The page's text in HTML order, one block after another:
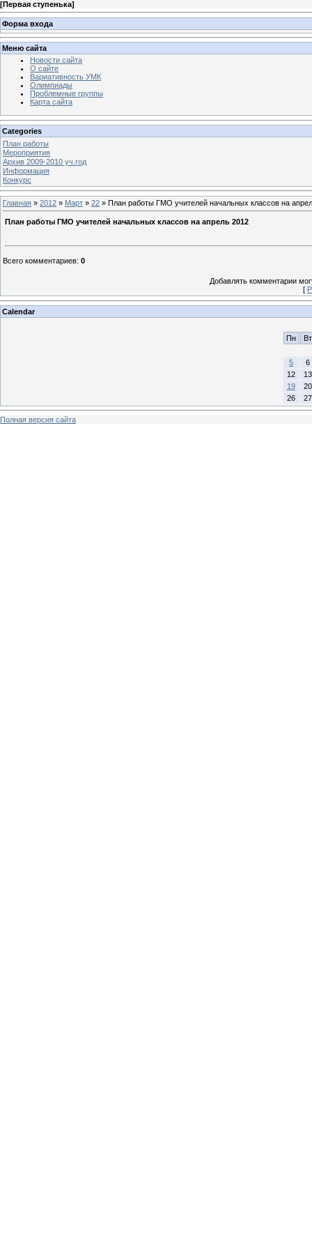
[Первая ступенька]
Форма входа
Меню сайта
Новости сайта
О сайте
Вариативность УМК
Олимпиады
Проблемные группы
Карта сайта
Categories
План работы
Мероприятия
Архив 2009-2010 уч.год
Информация
Конкурс
Главная » 2012 » Март » 22 » План работы ГМО учителей начальных классов на
План работы ГМО учителей начальных классов на апрель 2012
Всего комментариев: 0
Добавлять комментарии
[
Calendar
Пн Вт
5
6
12
13
19
20
26
27
Полная версия сайта